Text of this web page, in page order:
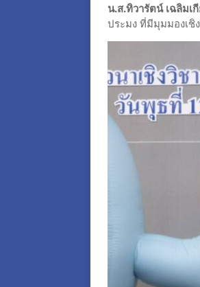
น.ส.ทิวารัตน์ เฉลิมเ
ประมง ที่มีมุมมองเชิ